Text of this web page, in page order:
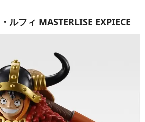
ルフィ MASTERLISE EXPIECE